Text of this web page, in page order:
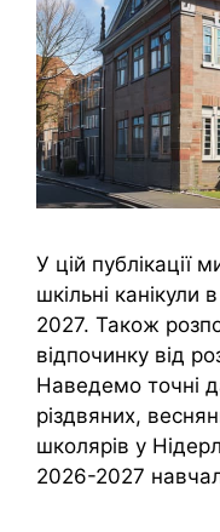
У цій публікації
шкільні
2027. Також
відпочинку від
Наведемо точні
різдвяних,
школярів у
2026-2027